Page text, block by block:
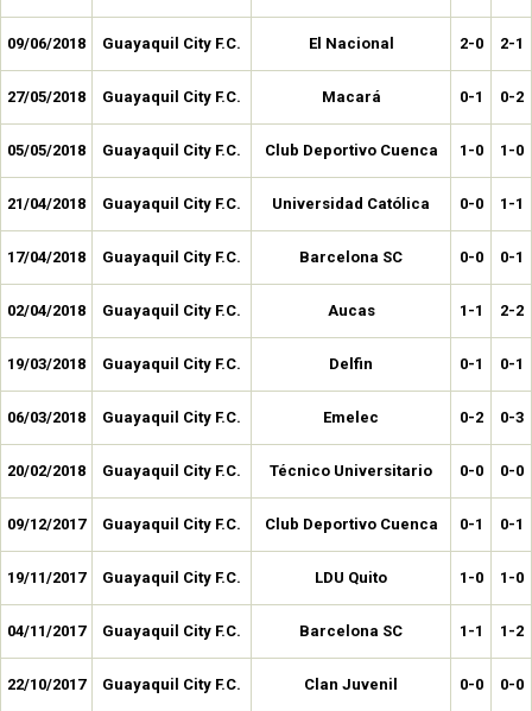
09/06/2018 Guayaquil City F.C. El Nacional 2-0 2-1
27/05/2018 Guayaquil City F.C. Macará 0-1 0-2
05/05/2018 Guayaquil City F.C. Club Deportivo Cuenca 1-0 1-0
21/04/2018 Guayaquil City F.C. Universidad Católica 0-0 1-1
17/04/2018 Guayaquil City F.C. Barcelona SC 0-0 0-1
02/04/2018 Guayaquil City F.C. Aucas 1-1 2-2
19/03/2018 Guayaquil City F.C. Delfin 0-1 0-1
06/03/2018 Guayaquil City F.C. Emelec 0-2 0-3
20/02/2018 Guayaquil City F.C. Técnico Universitario 0-0 0-0
09/12/2017 Guayaquil City F.C. Club Deportivo Cuenca 0-1 0-1
19/11/2017 Guayaquil City F.C. LDU Quito 1-0 1-0
04/11/2017 Guayaquil City F.C. Barcelona SC 1-1 1-2
22/10/2017 Guayaquil City F.C. Clan Juvenil 0-0 0-0